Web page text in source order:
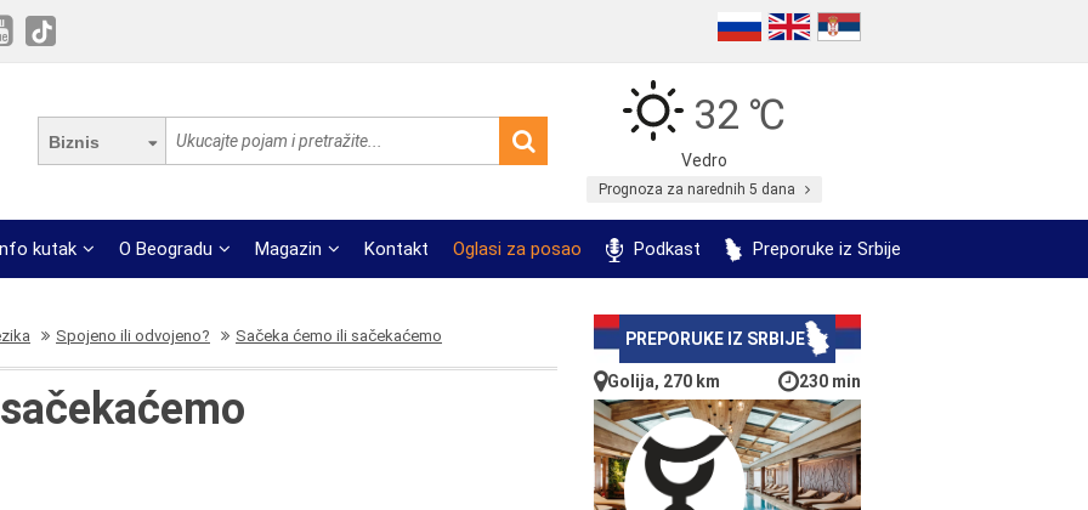
Biznis
32 ℃
Vedro
Prognoza za narednih 5 dana
kutak O Beogradu Magazin Kontakt Oglasi za posao Podkast Preporuke iz Srbije
Spojeno ili odvojeno? Sačeka ćemo ili sačekaćemo PREPORUKE IZ SRBIJE
Golija, 270 km 230 min